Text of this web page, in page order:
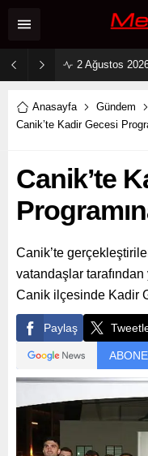
Anasayfa
Gündem
Canik’te Kadir Gecesi
Canik’te
Canik’te
vatandaşlar
Canik ilçesinde Kadir
Paylaş
ABONE